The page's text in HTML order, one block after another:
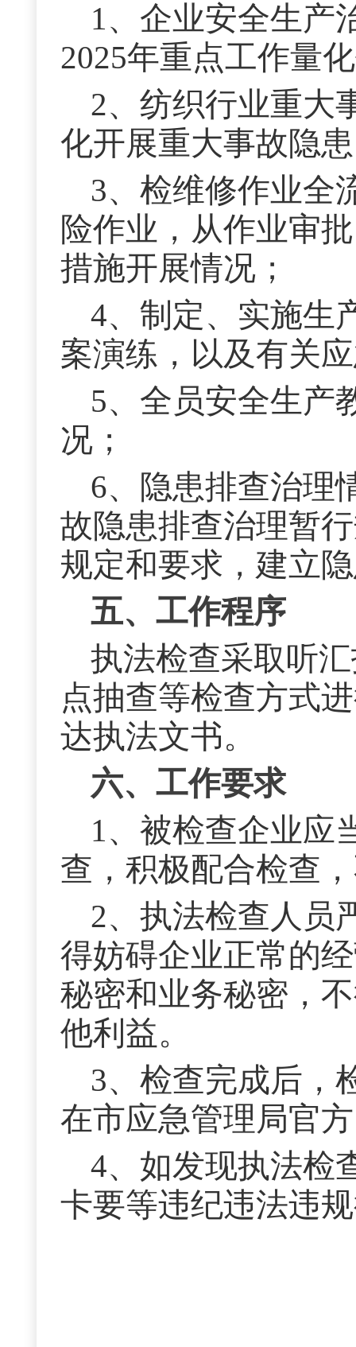
1、企业安全生产
2025年重点工作量
2、纺织行业重大
化开展重大事故隐
3、检维修作业全
险作业，从作业审
措施开展情况；
4、制定、实施生
案演练，以及有关
5、全员安全生产
况；
6、隐患排查治理
故隐患排查治理暂
规定和要求，建立
五、工作程序
执法检查采取听
点抽查等检查方式
达执法文书。
六、工作要求
1、被检查企业应
查，积极配合检查
2、执法检查人员
得妨碍企业正常的
秘密和业务秘密，
他利益。
3、检查完成后，
在市应急管理局官
4、如发现执法检
卡要等违纪违法违